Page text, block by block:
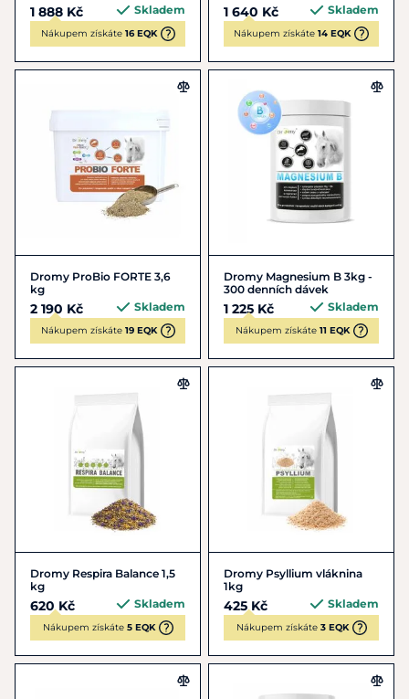
1 888 Kč Skladem
Nákupem získáte 16 EQK
1 640 Kč Skladem
Nákupem získáte 14 EQK
Dromy ProBio FORTE 3,6
kg
2 190 Kč Skladem
Nákupem získáte 19 EQK
Dromy Magnesium B 3kg -
300 denních dávek
1 225 Kč Skladem
Nákupem získáte 11 EQK
Dromy Respira Balance 1,5
kg
620 Kč Skladem
Nákupem získáte 5 EQK
Dromy Psyllium vláknina
1kg
425 Kč Skladem
Nákupem získáte 3 EQK